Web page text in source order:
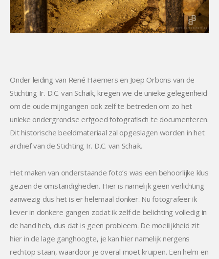
Onder leiding van René Haemers en Joep Orbons van de
Stichting Ir. D.C. van Schaik, kregen we de unieke gelegenheid
om de oude mijngangen ook zelf te betreden om zo het
unieke ondergrondse erfgoed fotografisch te documenteren.
Dit historische beeldmateriaal zal opgeslagen worden in het
archief van de Stichting Ir. D.C. van Schaik.
Het maken van onderstaande foto’s was een behoorlijke klus
gezien de omstandigheden. Hier is namelijk geen verlichting
aanwezig dus het is er helemaal donker. Nu fotografeer ik
liever in donkere gangen zodat ik zelf de belichting volledig in
de hand heb, dus dat is geen probleem. De moeilijkheid zit
hier in de lage ganghoogte, je kan hier namelijk nergens
rechtop staan, waardoor je overal moet kruipen. Een helm en